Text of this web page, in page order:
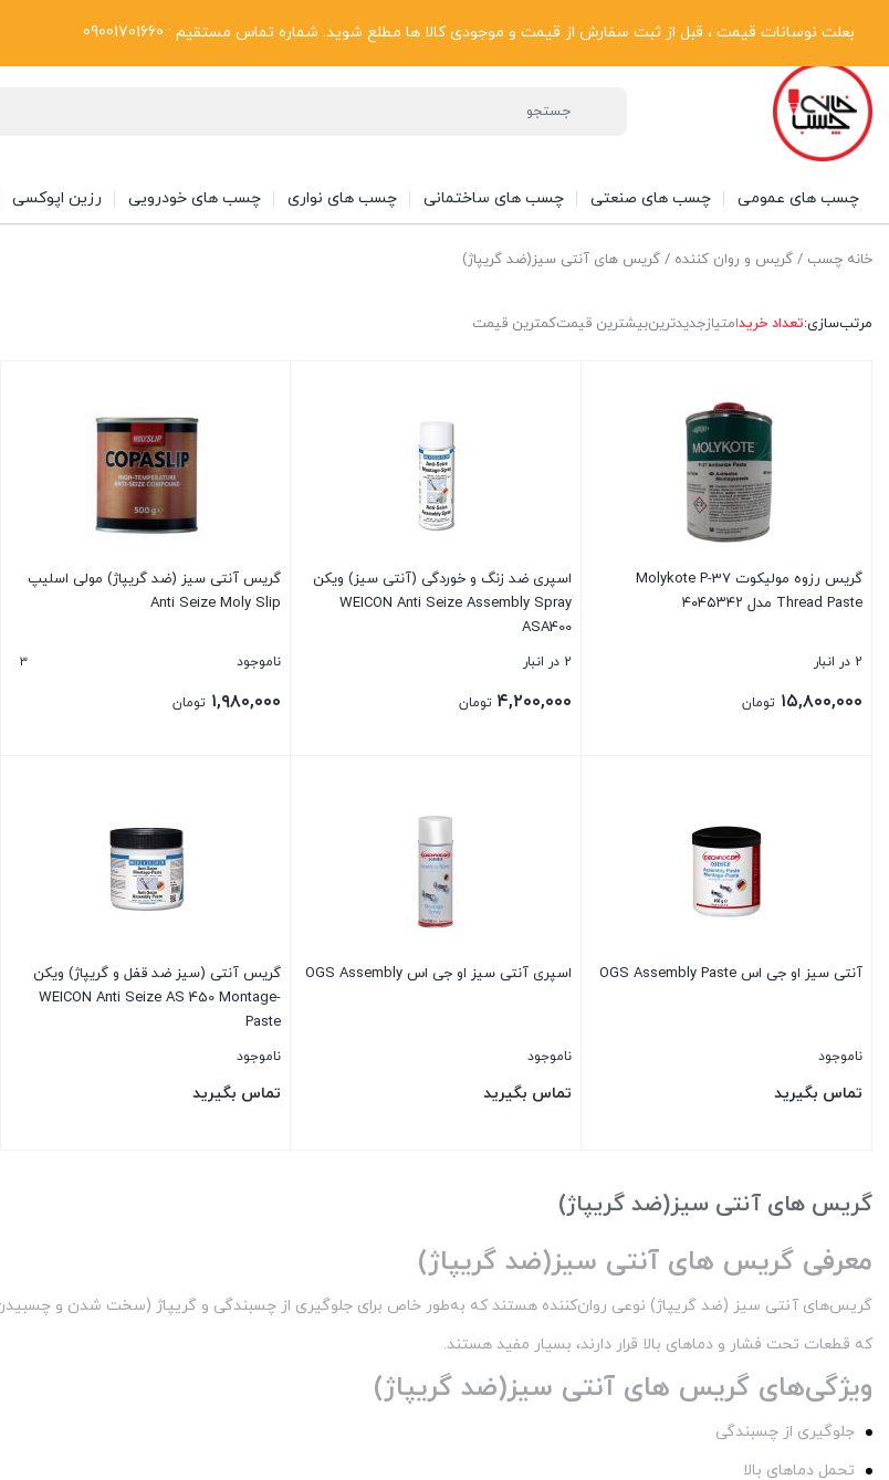
بعلت نوسانات قیمت ، قبل از ثبت سفارش از قیمت و موجودی کالا ها مطلع شوید. شماره تماس مستقیم : 09001701660
پیگیری سفارشات دریافت فاکتور رسمی تماس با ما درباره ما بلاگ
چسب های عمومی چسب های صنعتی چسب های ساختمانی چسب های نواری چسب های خودرویی رزین اپوکسی
خانه چسب / گریس و روان کننده / گریس های آنتی سیز(ضد گریپاژ)
مرتب‌سازی:تعداد خریدامتیازجدیدترینبیشترین قیمتکمترین قیمت
گریس رزوه مولیکوت Molykote P-37
Thread Paste مدل ۴۰۴۵۳۴۲
2 در انبار
۱۵,۸۰۰,۰۰۰ تومان
اسپری ضد زنگ و خوردگی (آنتی سیز) ویکن
WEICON Anti Seize Assembly Spray
ASA400
2 در انبار
۴,۲۰۰,۰۰۰ تومان
گریس آنتی سیز (ضد گریپاژ) مولی اسلیپ
Anti Seize Moly Slip
ناموجود 3
۱,۹۸۰,۰۰۰ تومان
آنتی سیز او جی اس OGS Assembly Paste
ناموجود
تماس بگیرید
اسپری آنتی سیز او جی اس OGS Assembly
ناموجود
تماس بگیرید
گریس آنتی (سیز ضد قفل و گریپاژ) ویکن
WEICON Anti Seize AS 450 Montage-
Paste
ناموجود
تماس بگیرید
گریس های آنتی سیز(ضد گریپاژ)
معرفی گریس های آنتی سیز(ضد گریپاژ)
گریس‌های آنتی سیز (ضد گریپاژ) نوعی روان‌کننده هستند که به‌طور خاص برای جلوگیری از چسبندگی و گریپاژ (سخت شدن و
که قطعات تحت فشار و دماهای بالا قرار دارند، بسیار مفید هستند.
ویژگی‌های گریس های آنتی سیز(ضد گریپاژ)
جلوگیری از چسبندگی
تحمل دماهای بالا